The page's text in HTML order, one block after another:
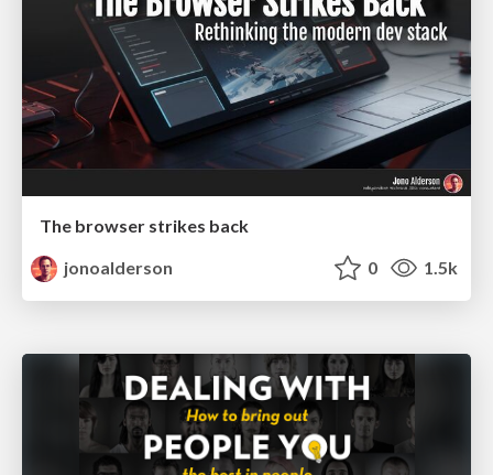
The browser strikes back
jonoalderson
0 1.5k